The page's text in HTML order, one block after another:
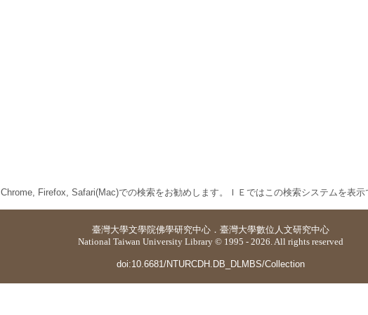
Chrome, Firefox, Safari(Mac)での検索をお勧めします。ＩＥではこの検索システムを表示
臺灣大學文學院佛學研究中心 ． 臺灣大學數位人文研究中心
National Taiwan University Library © 1995 - 2026. All rights reserved
doi:10.6681/NTURCDH.DB_DLMBS/Collection